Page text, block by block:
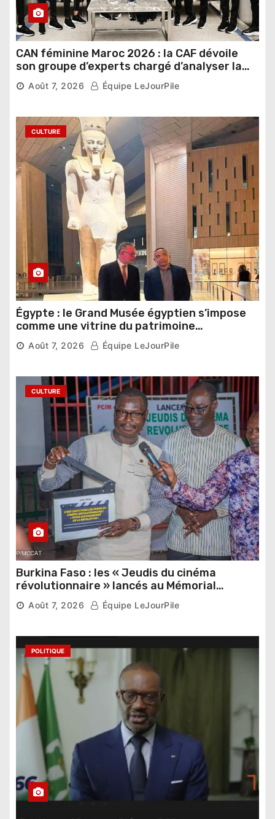
CAN féminine Maroc 2026 : la CAF dévoile
son groupe d’experts chargé d’analyser la
compétition
Août 7, 2026 Équipe LeJourPile
CULTURE
Égypte : le Grand Musée égyptien s’impose
comme une vitrine du patrimoine
pharaonique auprès des dirigeants
étrangers
Août 7, 2026 Équipe LeJourPile
CULTURE
Burkina Faso : les « Jeudis du cinéma
révolutionnaire » lancés au Mémorial
Thomas Sankara
Août 7, 2026 Équipe LeJourPile
POLITIQUE